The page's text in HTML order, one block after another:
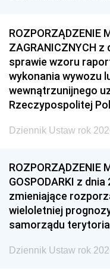
ROZPORZĄDZENIE
ZAGRANICZNYCH
sprawie wzoru
wykonania wywozu
wewnątrzunijnego
Rzeczypospolitej
Dziennik Ustaw rok
ROZPORZĄDZENIE
GOSPODARKI z
zmieniające
wieloletniej
samorządu
Dziennik Ustaw rok